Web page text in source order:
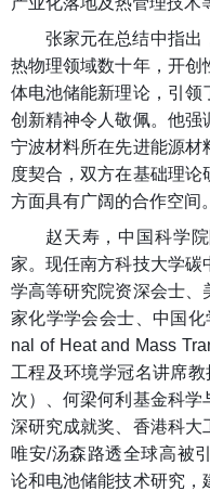
张家元在总结中指出
热物理领域数十年，开创
体电池储能新理论，引领
创新精神令人敬佩。他强
宁波材料所在先进能源材
度契合，双方在基础理
方面具有广阔的合作空间。
赵天寿，中国科学
家。现任南方科技大学碳
学高等研究院资深会士、
家化学学会会士、中国
nal of Heat and Mass
工程及环境学冠名讲席
次）、何梁何利基金科学
深研究成就奖、香港科大
唯安/汤森路透全球高被
论和电池储能技术研究，